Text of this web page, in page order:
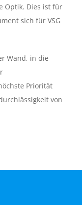
Optik. Dies ist für
sich für VSG
Wand, in die
Priorität
von